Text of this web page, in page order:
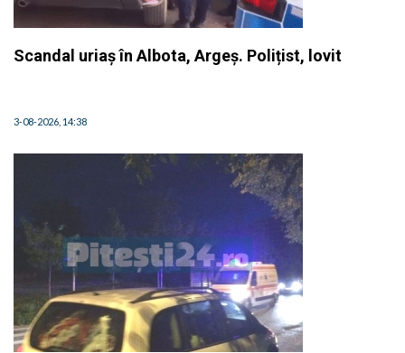
Scandal uriaș în Albota, Argeș. Polițist, lovit
3-08-2026, 14:38